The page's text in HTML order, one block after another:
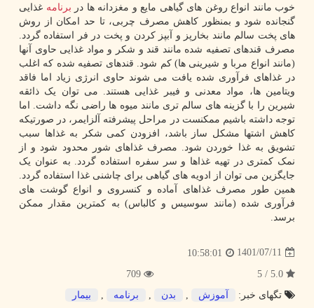
خوب مانند انواع روغن های گیاهی مایع و مغزدانه ها در برنامه غذایی
گنجانده شود و بمنظور کاهش مصرف چربی، تا حد امکان از روش
های پخت سالم مانند بخارپز و آبپز کردن و پخت در فر استفاده گردد.
مصرف قندهای تصفیه شده مانند قند و شکر و مواد غذایی حاوی آنها
(مانند انواع مربا و شیرینی ها) کم شود. قندهای تصفیه شده که اغلب
در غذاهای فرآوری شده یافت می شوند حاوی انرژی زیاد اما فاقد
ویتامین ها، مواد معدنی و فیبر غذایی هستند. می توان یک ذائقه
شیرین را با گزینه های سالم تری مانند میوه ها راضی نگه داشت. اما
توجه داشته باشیم ممکنست در مراحل پیشرفته آلزایمر، در صورتیکه
کاهش اشتها مشکل ساز باشد، افزودن کمی شکر به غذاها سبب
تشویق به غذا خوردن شود. مصرف غذاهای شور محدود شود و از
نمک کمتری در تهیه غذاها و سر سفره استفاده گردد. به عنوان یک
جایگزین می توان از ادویه های گیاهی برای چاشنی غذا استفاده گردد.
همین طور مصرف غذاهای آماده و کنسروی و انواع گوشت های
فرآوری شده (مانند سوسیس و کالباس) به کمترین مقدار ممکن
برسد.
1401/07/11
10:58:01
تگهای خبر:
آموزش , بدن , برنامه , بیمار